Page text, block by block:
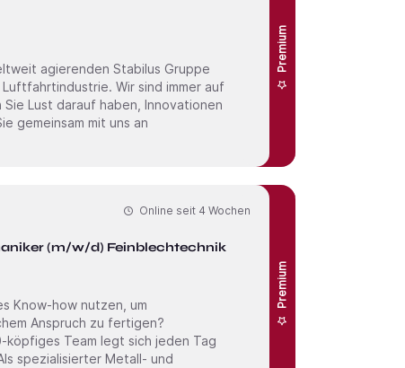
Premium
Wir sind immer auf
Lust darauf haben, Innovationen
gemeinsam mit uns an
(m/w/d) Feinblechtechnik
Premium
Online seit 4 Wochen
Anspruch zu fertigen?
köpfiges Team legt sich jeden Tag
spezialisierter Metall- und